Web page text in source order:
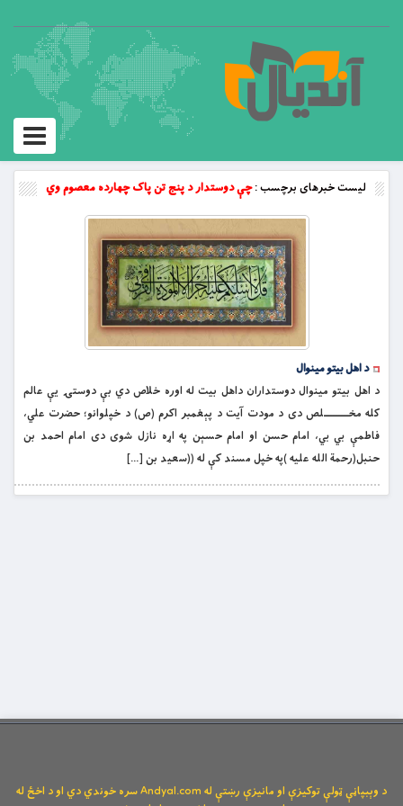
Toggle
لیست خبرهای برچسب :چې دوستدار د پنج تن پاک چهارده معصوم وي
د اهل بيتو مینوال
د اهل بيتو مینوال دوستداران داهل بيت له اوره خلاص دي بې دوستۍ يې عالم
کله مخـــــــــلص دى د مودت آيت د پېغمبر اکرم (ص) د خپلوانو؛ حضرت علي،
فاطمې بي بي، امام حسن او امام حسېن په اړه نازل شوى دى امام احمد بن
حنبل(رحمة الله عليه )په خپل مسند کې له ((سعيد بن […]
د وېبپاڼې ټولې توکیزې او مانیزې رښتې له Andyal.com سره خوندي دي او د اخځ له